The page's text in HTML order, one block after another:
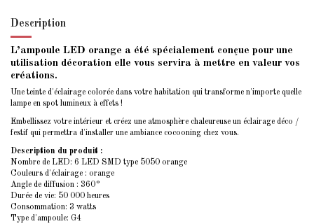
Description
L’ampoule LED orange a été spécialement conçue pour une
utilisation décoration elle vous servira à mettre en valeur vos
créations.
Une teinte d'éclairage colorée dans votre habitation qui transforme n'importe quelle
lampe en spot lumineux à effets !
Embellissez votre intérieur et créez une atmosphère chaleureuse un éclairage déco /
festif qui permettra d'installer une ambiance cocooning chez vous.
Description du produit :
Nombre de LED: 6 LED SMD type 5050 orange
Couleurs d'éclairage : orange
Angle de diffusion : 360°
Durée de vie: 50 000 heures
Consommation: 3 watts
Type d'ampoule: G4